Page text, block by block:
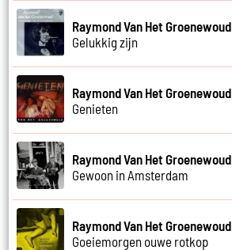
Raymond Van Het Groenewoud
Gelukkig zijn
Raymond Van Het Groenewoud
Genieten
Raymond Van Het Groenewoud
Gewoon in Amsterdam
Raymond Van Het Groenewoud
Goeiemorgen ouwe rotkop